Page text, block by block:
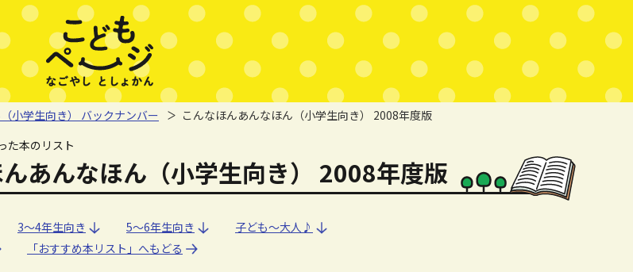
小学生向き） バックナンバー
こんなほんあんなほん（小学生向き） 2008年度版
た本のリスト
あんなほん（小学生向き） 2008年度版
3～4年生向き
3～4年生向き 5～6年生向き
5～6年生向き 子ども～大人♪
子ども～大人♪
「おすすめ本リスト」へもどる